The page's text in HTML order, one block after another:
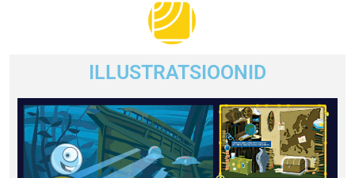
ILLUSTRATSIOONID